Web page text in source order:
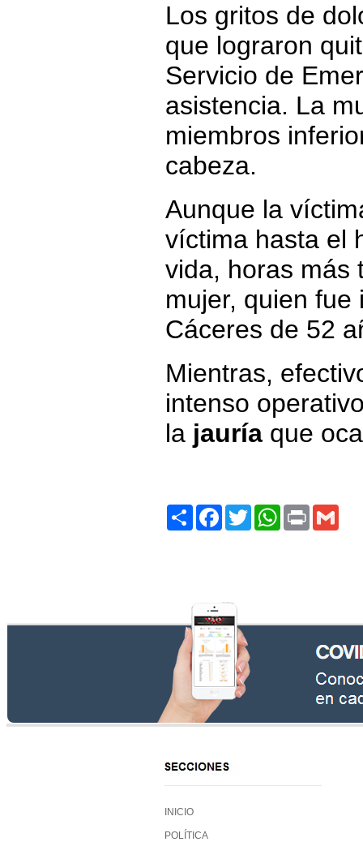
Los gritos de
que lograron
Servicio de
asistencia. La
miembros
cabeza.
Aunque la
víctima hasta el
vida, horas más
mujer, quien
Cáceres de 52
Mientras,
intenso
la jauría que
ShareFacebookTwitterWhatsApp
Print
INICIO
POLÍTICA